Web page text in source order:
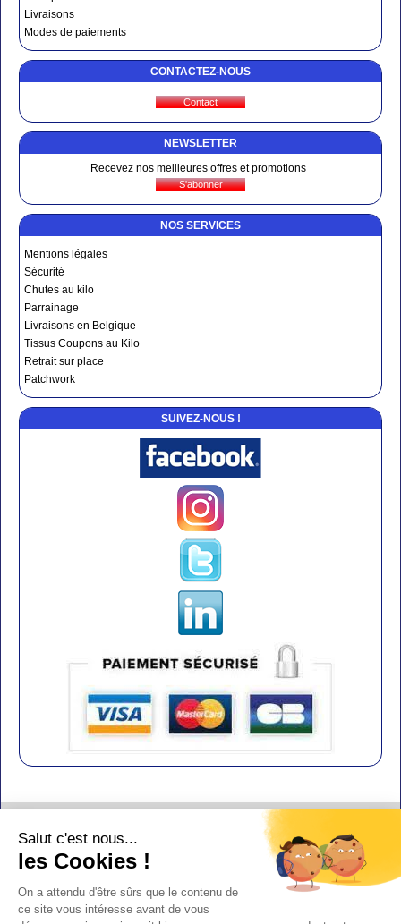
Livraisons
Modes de paiements
CONTACTEZ-NOUS
NEWSLETTER
Recevez nos meilleures offres et promotions
NOS SERVICES
Mentions légales
Sécurité
Chutes au kilo
Parrainage
Livraisons en Belgique
Tissus Coupons au Kilo
Retrait sur place
Patchwork
SUIVEZ-NOUS !
Salut c'est nous...
les Cookies !
On a attendu d'être sûrs que le contenu de
ce site vous intéresse avant de vous